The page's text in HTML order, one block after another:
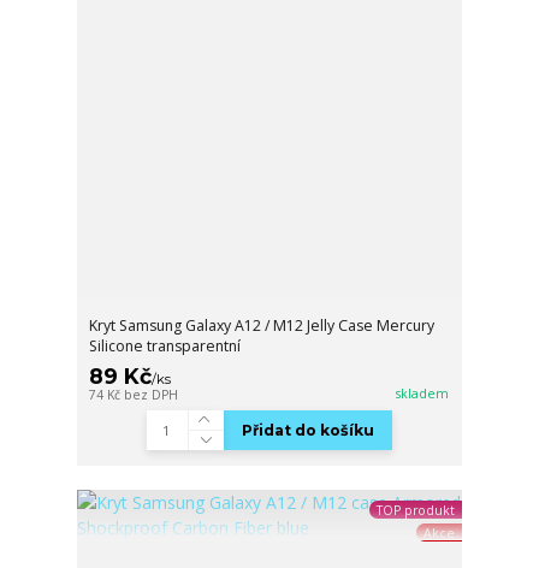
Kryt Samsung Galaxy A12 / M12 Jelly Case Mercury
Silicone transparentní
89 Kč/ks
74 Kč bez DPH skladem
Přidat do košíku
TOP produkt
Akce